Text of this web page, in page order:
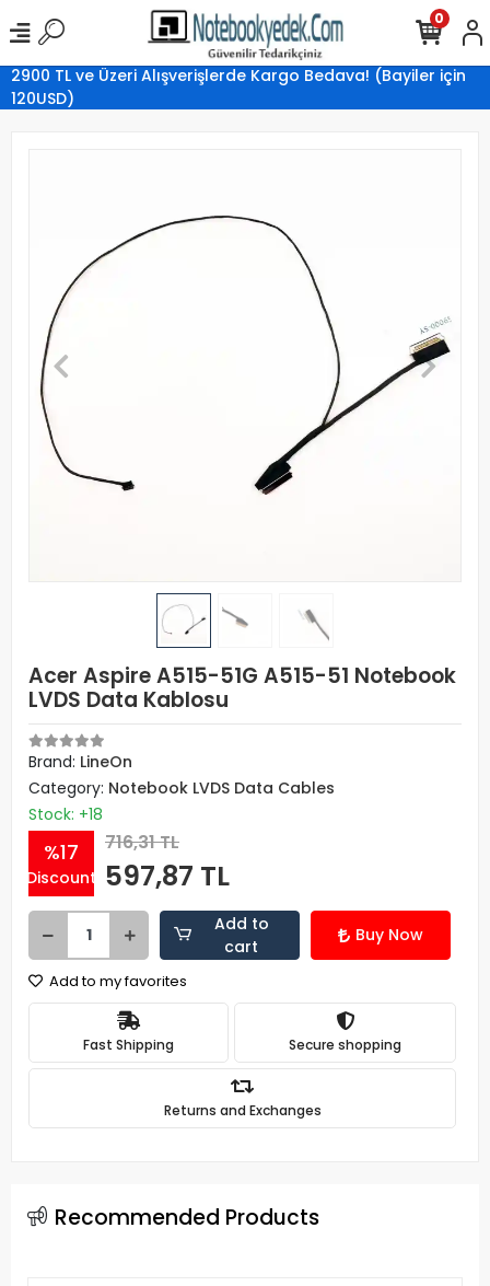
2900 TL ve Üzeri Alışverişlerde Kargo Bedava! (Bayiler için
120USD)
0
Acer Aspire A515-51G A515-51 Notebook
LVDS Data Kablosu
Brand: LineOn
Category: Notebook LVDS Data Cables
Stock: +18
%17
Discount
716,31 TL
597,87 TL
Add to
cart
Buy Now
Add to my favorites
Fast Shipping Secure shopping
Returns and Exchanges
Recommended Products